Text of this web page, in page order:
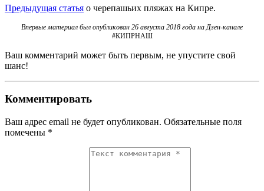
Предыдущая статья о черепашьих пляжах на Кипре.
Впервые материал был опубликован 26 августа 2018 года на Дзен-канале
#КИПРНАШ
Ваш комментарий может быть первым, не упустите свой
шанс!
Комментировать
Ваш адрес email не будет опубликован. Обязательные поля
помечены *